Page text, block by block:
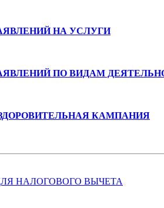
НА УСЛУГИ
ПО ВИДАМ
КАМПАНИЯ
НАЛОГОВОГО ВЫЧЕТА